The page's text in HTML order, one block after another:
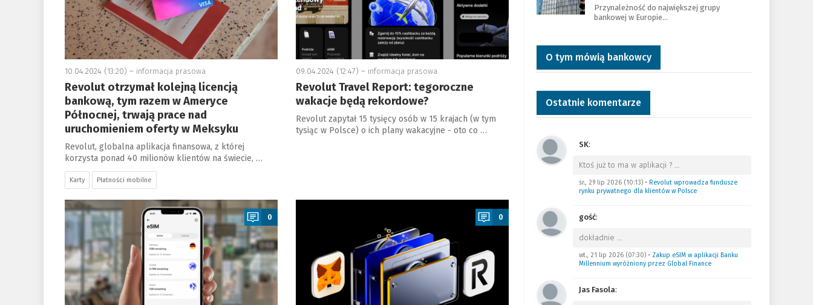
10.04.2024 (13:20) – informacja prasowa
Revolut otrzymał kolejną licencją
bankową, tym razem w Ameryce
Północnej, trwają prace nad
uruchomieniem oferty w Meksyku
Revolut, globalna aplikacja finansowa, z której
korzysta ponad 40 milionów klientów na świecie, …
Karty Płatności mobilne
09.04.2024 (12:47) – informacja prasowa
Revolut Travel Report: tegoroczne
wakacje będą rekordowe?
Revolut zapytał 15 tysięcy osób w 15 krajach (w tym
tysiąc w Polsce) o ich plany wakacyjne - oto co …
a
0
a
0
Przynależność do największej grupy
bankowej w Europie…
O tym mówią bankowcy
Ostatnie komentarze
SK:
Ktoś już to ma w aplikacji ? …
śr., 29 lip 2026 (10:13)• Revolut wprowadza fundusze
rynku prywatnego dla klientów w Polsce
gość:
dokładnie …
wt., 21 lip 2026 (07:30)• Zakup eSIM w aplikacji Banku
Millennium wyróżniony przez Global Finance
Jas Fasola: